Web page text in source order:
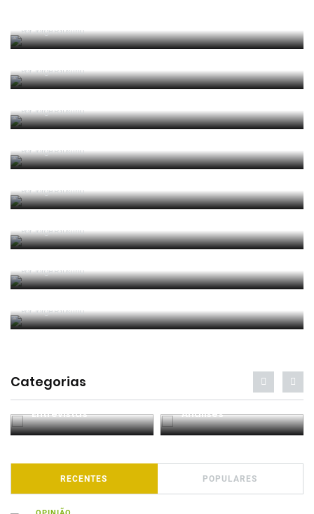
PorJorge Faustino
PorJorge Faustino
PorJorge Faustino
PorJorge Faustino
PorJorge Faustino
PorJorge Faustino
PorJorge Faustino
PorJorge Faustino
Categorias
Entrevistas Análises
RECENTES POPULARES